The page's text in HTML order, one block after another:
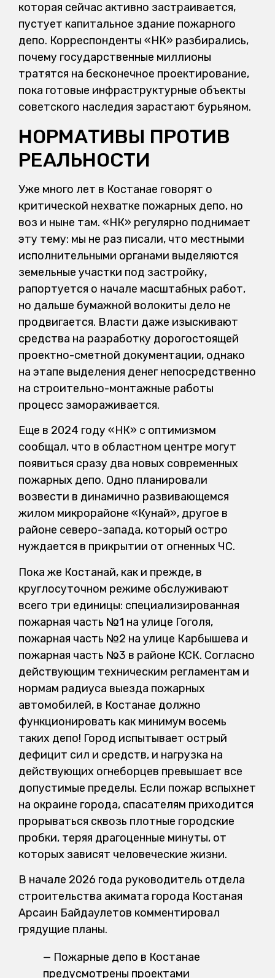
которая сейчас активно застраивается,
пустует капитальное здание пожарного
депо. Корреспонденты «НК» разбирались,
почему государственные миллионы
тратятся на бесконечное проектирование,
пока готовые инфраструктурные объекты
советского наследия зарастают бурьяном.
НОРМАТИВЫ ПРОТИВ
РЕАЛЬНОСТИ
Уже много лет в Костанае говорят о
критической нехватке пожарных депо, но
воз и ныне там. «НК» регулярно поднимает
эту тему: мы не раз писали, что местными
исполнительными органами выделяются
земельные участки под застройку,
рапортуется о начале масштабных работ,
но дальше бумажной волокиты дело не
продвигается. Власти даже изыскивают
средства на разработку дорогостоящей
проектно-сметной документации, однако
на этапе выделения денег непосредственно
на строительно-монтажные работы
процесс замораживается.
Еще в 2024 году «НК» с оптимизмом
сообщал, что в областном центре могут
появиться сразу два новых современных
пожарных депо. Одно планировали
возвести в динамично развивающемся
жилом микрорайоне «Кунай», другое в
районе северо-запада, который остро
нуждается в прикрытии от огненных ЧС.
Пока же Костанай, как и прежде, в
круглосуточном режиме обслуживают
всего три единицы: специализированная
пожарная часть №1 на улице Гоголя,
пожарная часть №2 на улице Карбышева и
пожарная часть №3 в районе КСК. Согласно
действующим техническим регламентам и
нормам радиуса выезда пожарных
автомобилей, в Костанае должно
функционировать как минимум восемь
таких депо! Город испытывает острый
дефицит сил и средств, и нагрузка на
действующих огнеборцев превышает все
допустимые пределы. Если пожар вспыхнет
на окраине города, спасателям приходится
прорываться сквозь плотные городские
пробки, теряя драгоценные минуты, от
которых зависят человеческие жизни.
В начале 2026 года руководитель отдела
строительства акимата города Костаная
Арсаин Байдаулетов комментировал
грядущие планы.
— Пожарные депо в Костанае
предусмотрены проектами